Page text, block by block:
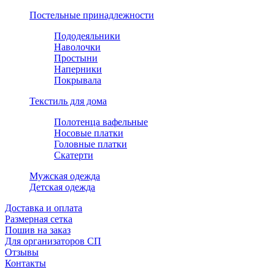
Постельные принадлежности
Пододеяльники
Наволочки
Простыни
Наперники
Покрывала
Текстиль для дома
Полотенца вафельные
Носовые платки
Головные платки
Скатерти
Мужская одежда
Детская одежда
Доставка и оплата
Размерная сетка
Пошив на заказ
Для организаторов СП
Отзывы
Контакты